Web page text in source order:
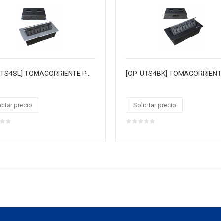
[OP-UTS4SL] TOMACORRIENTE PARA MUEBLE 4 Tomas multiples
precio Solicitar precio